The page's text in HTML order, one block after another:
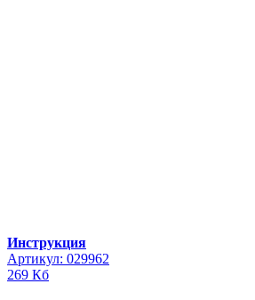
Инструкция
Артикул: 029962
269 Кб